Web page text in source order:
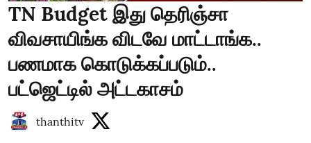
TN Budget இது தெரிஞ்சா
விவசாயிங்க விடவே மாட்டாங்க..
பணமாக கொடுக்கப்படும்..
பட்ஜெட்டில் அட்டகாசம்
thanthitv